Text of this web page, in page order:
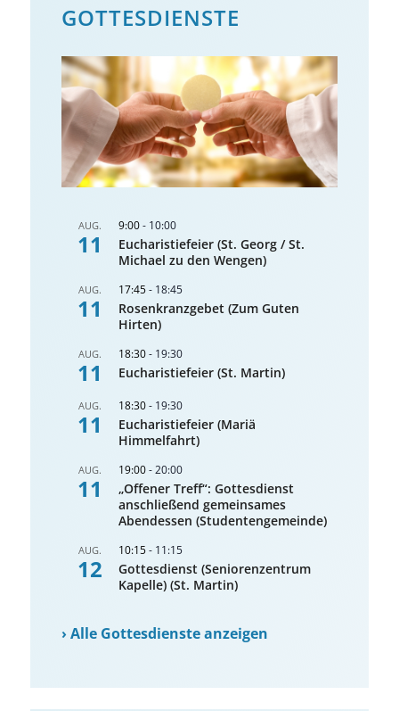
GOTTES­DIENSTE
AUG.
11
9:00- 10:00
Eucharistiefeier (St. Georg / St.
Michael zu den Wengen)
AUG.
11
17:45- 18:45
Rosenkranzgebet (Zum Guten
Hirten)
AUG.
11
18:30- 19:30
Eucharistiefeier (St. Martin)
AUG.
11
18:30- 19:30
Eucharistiefeier (Mariä
Himmelfahrt)
AUG.
11
19:00-20:00
„Offener Treff“: Gottesdienst
anschließend gemeinsames
Abendessen (Studentengemeinde)
AUG.
12
10:15- 11:15
Gottesdienst (Seniorenzentrum
Kapelle) (St. Martin)
›Alle Gottesdienste anzeigen